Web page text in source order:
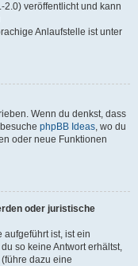
2.0) veröffentlicht und kann
Anlaufstelle ist unter
Wenn du denkst, dass
phpBB Ideas, wo du
oder neue Funktionen
oder juristische
aufgeführt ist, ist ein
so keine Antwort erhältst,
dazu eine